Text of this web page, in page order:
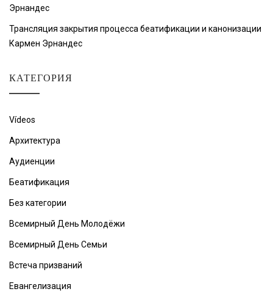
Эрнандес
Трансляция закрытия процесса беатификации и канонизации
Кармен Эрнандес
КАТЕГОРИЯ
Vídeos
Архитектура
Аудиенции
Беатификация
Без категории
Всемирный День Молодёжи
Всемирный День Семьи
Встеча призваний
Евангелизация